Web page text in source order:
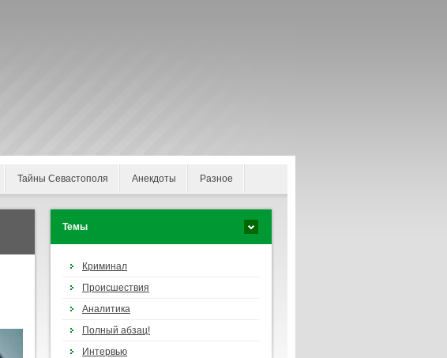
Тайны Севастополя Анекдоты Разное
Темы
Криминал
Происшествия
Аналитика
Полный абзац!
Интервью